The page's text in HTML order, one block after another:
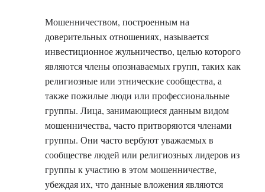
Мошенничеством, построенным на
доверительных отношениях, называется
инвестиционное жульничество, целью которого
являются члены опознаваемых групп, таких как
религиозные или этнические сообщества, а
также пожилые люди или профессиональные
группы. Лица, занимающиеся данным видом
мошенничества, часто притворяются членами
группы. Они часто вербуют уважаемых в
сообществе людей или религиозных лидеров из
группы к участию в этом мошенничестве,
убеждая их, что данные вложения являются